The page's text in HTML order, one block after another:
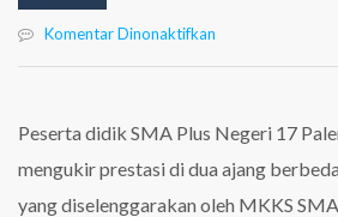
Komentar Dinonaktifkan
Student
dan
Fantasatic
Peserta didik SMA Plus Negeri 17
mengukir prestasi di dua ajang
yang diselenggarakan oleh MKKS